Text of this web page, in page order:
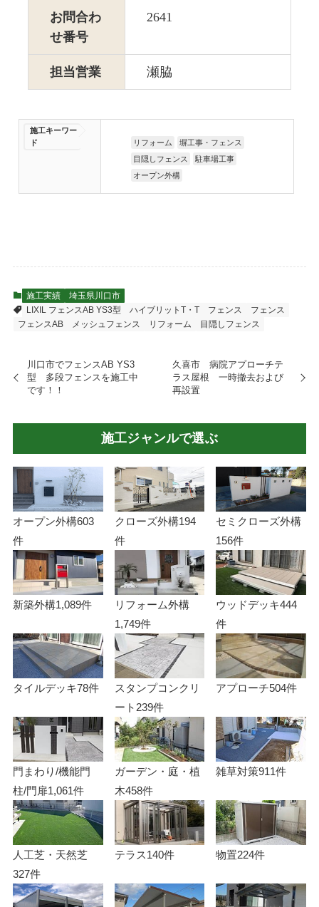
お問合わ
せ番号
2641
担当営業 瀬脇
施工キーワー
ド
リフォーム
塀工事・フェンス
目隠しフェンス
駐車場工事
オープン外構
施工実績
埼玉県川口市
LIXIL フェンスAB YS3型
ハイブリットT・T フェンス
フェンス
フェンスAB
メッシュフェンス リフォーム 目隠しフェンス
川口市でフェンスAB YS3
型 多段フェンスを施工中
です！！
久喜市 病院アプローチテ
ラス屋根 一時撤去および
再設置
施工ジャンルで選ぶ
オープン外構603
件
クローズ外構194
件
セミクローズ外構
156件
新築外構1,089件
リフォーム外構
1,749件
ウッドデッキ444
件
タイルデッキ78件
スタンプコンクリ
ート 239件
アプローチ504件
門まわり/機能門
柱/門扉1,061件
ガーデン・庭・植
木458件
雑草対策911件
人工芝・天然芝
327件
テラス140件 物置224件